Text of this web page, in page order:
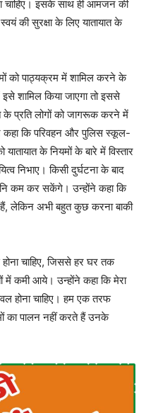
चाहिए। इसके साथ ही आमजन की
की सुरक्षा के लिए यातायात के
को पाठ्यक्रम में शामिल करने के
शामिल किया जाएगा तो इससे
प्रति लोगों को जागरूक करने में
कहा कि परिवहन और पुलिस स्कूल-
के नियमों के बारे में विस्तार
निभाए। किसी दुर्घटना के बाद
कम कर सकेंगे। उन्होंने कहा कि
हैं, लेकिन अभी बहुत कुछ करना बाकी
चाहिए, जिससे हर घर तक
कमी आये। उन्होंने कहा कि मेरा
होना चाहिए। हम एक तरफ
का पालन नहीं करते हैं उनके